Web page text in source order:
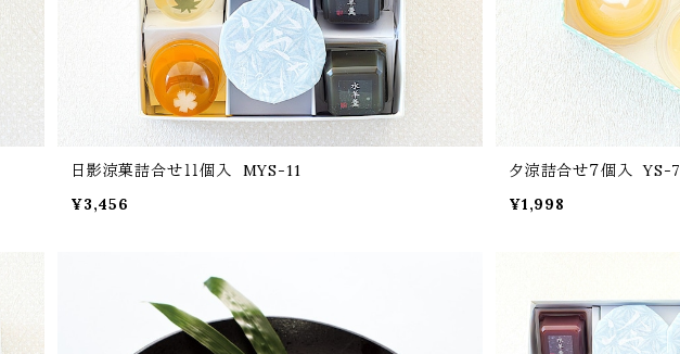
日影涼菓詰合せ１１個入 MYS-11
¥3,456
夕涼詰合せ７個入 YS-7
¥1,998